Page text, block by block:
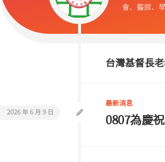
組
織
會、醫館、
台灣基督長
最新消息
0807為慶
2026 年 6 月 9 日